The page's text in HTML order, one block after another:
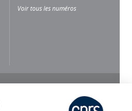
Voir tous les numéros